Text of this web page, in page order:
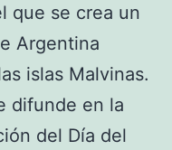
que se crea un
Argentina
islas Malvinas.
difunde en la
del Día del